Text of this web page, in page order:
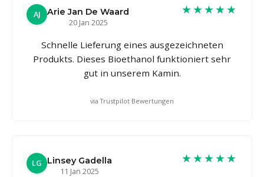
AJ
Arie Jan De Waard
20 Jan 2025
★★★★★
Schnelle Lieferung eines ausgezeichneten
Produkts. Dieses Bioethanol funktioniert sehr
gut in unserem Kamin.
via Trustpilot Bewertungen
LG
Linsey Gadella
11 Jan 2025
★★★★★